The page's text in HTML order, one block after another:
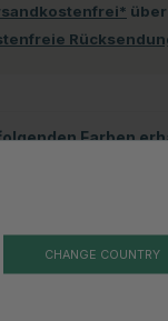
über
Farben
CHANGE COUNTRY